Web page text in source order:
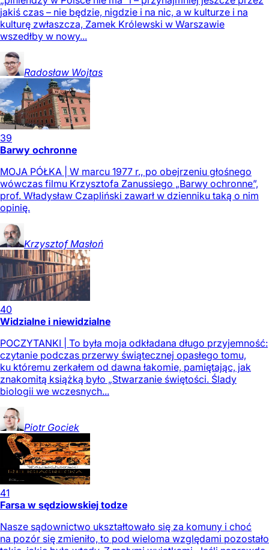
jakiś czas – nie będzie, nigdzie i na nic, a w kulturze i na
kulturę zwłaszcza, Zamek Królewski w Warszawie
wszedłby w nowy...
Radosław Wojtas
39
Barwy ochronne
MOJA PÓŁKA | W marcu 1977 r., po obejrzeniu głośnego
wówczas filmu Krzysztofa Zanussiego „Barwy ochronne”,
prof. Władysław Czapliński zawarł w dzienniku taką o nim
opinię.
Krzysztof Masłoń
40
Widzialne i niewidzialne
POCZYTANKI | To była moja odkładana długo przyjemność:
czytanie podczas przerwy świątecznej opasłego tomu,
ku któremu zerkałem od dawna łakomie, pamiętając, jak
znakomitą książką było „Stwarzanie świętości. Ślady
biologii we wczesnych...
Piotr Gociek
41
Farsa w sędziowskiej todze
Nasze sądownictwo ukształtowało się za komuny i choć
na pozór się zmieniło, to pod wieloma względami pozostało